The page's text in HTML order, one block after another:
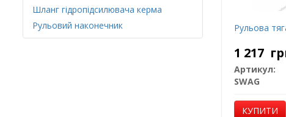
Шланг гідропідсилювача керма
Рульовий наконечник
Рульова
1 217
Артикул:
SWAG
КУПИТИ